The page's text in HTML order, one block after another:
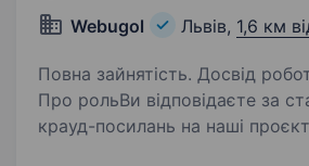
Webugol
Львів, 1,6 км
Повна зайнятість. Досвід
Про рольВи відповідаєте за
крауд-посилань на наші